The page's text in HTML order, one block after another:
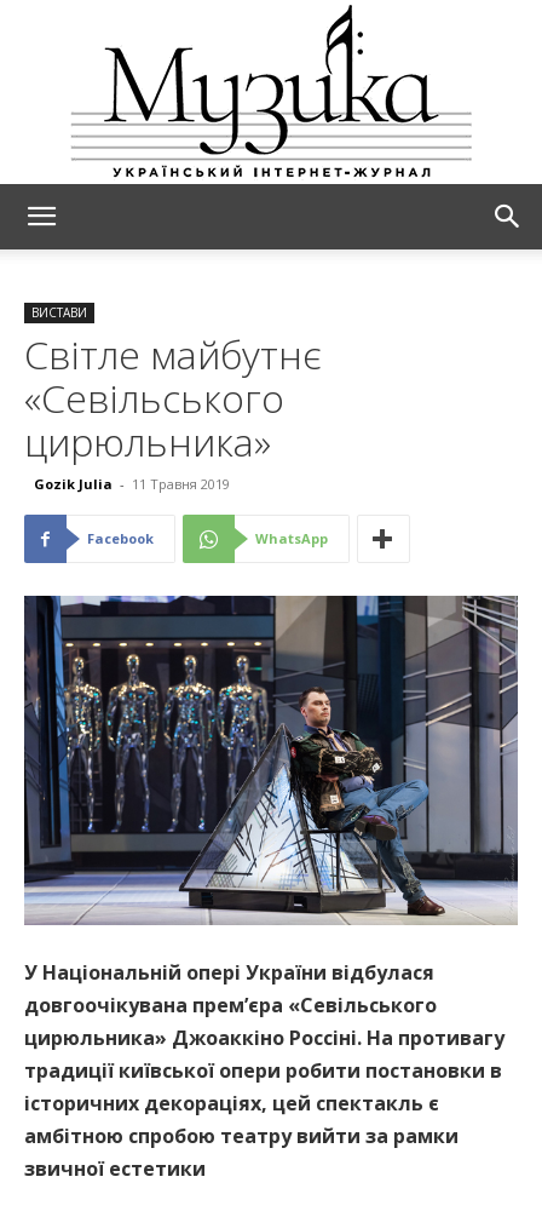
ВИСТАВИ
Світле майбутнє
«Севільського
цирюльника»
Gozik Julia - 11 Травня 2019
Facebook WhatsApp
У Національній опері України відбулася
довгоочікувана прем’єра «Севільського
цирюльника» Джоаккіно Россіні. На противагу
традиції київської опери робити постановки в
історичних декораціях, цей спектакль є
амбітною спробою театру вийти за рамки
звичної естетики